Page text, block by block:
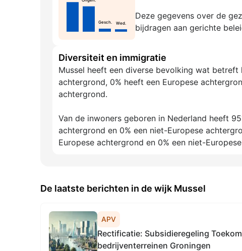
Gesch. Wed.
Deze gegevens over de
bijdragen aan gerichte
Diversiteit en immigratie
Mussel heeft een diverse bevolking wat
achtergrond, 0% heeft een Europese
achtergrond.
Van de inwoners geboren in Nederland heeft
achtergrond en 0% een niet-Europese
Europese achtergrond en 0% een niet-
De laatste berichten in de wijk Mussel
APV
Rectificatie: Subsidieregeling
bedrijventerreinen Groningen